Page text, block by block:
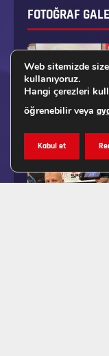
FOTOĞRAF
Web sitemizde
kullanıyoruz.
Hangi çerezleri
öğrenebilir veya
Kabul et